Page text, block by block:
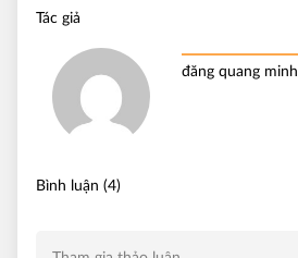
Tác giả
đăng quang minh
Bình luận (4)